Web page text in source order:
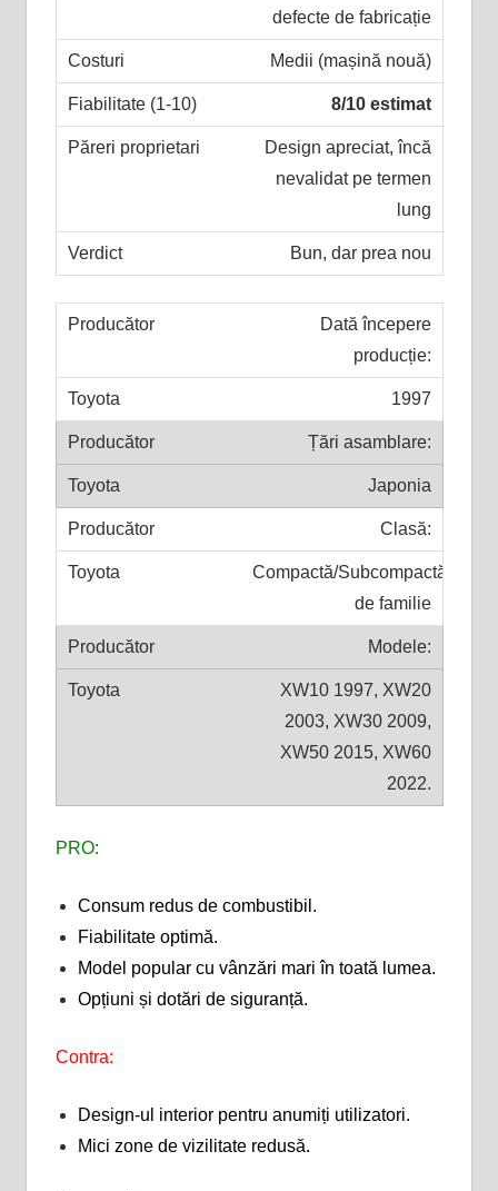
defecte de fabricație
Medii (mașină nouă)
8/10 estimat
Design apreciat, încă
nevalidat pe termen
lung
Bun, dar prea nou
Dată începere
producție:
1997
Țări asamblare:
Japonia
Clasă:
Compactă/Subcompactă
de familie
Modele:
XW10 1997, XW20
2003, XW30 2009,
XW50 2015, XW60
2022.
PRO:
Consum redus de combustibil.
Fiabilitate optimă.
Model popular cu vânzări mari în toată lumea.
Opțiuni și dotări de siguranță.
Contra:
Design-ul interior pentru anumiți utilizatori.
Mici zone de vizilitate redusă.